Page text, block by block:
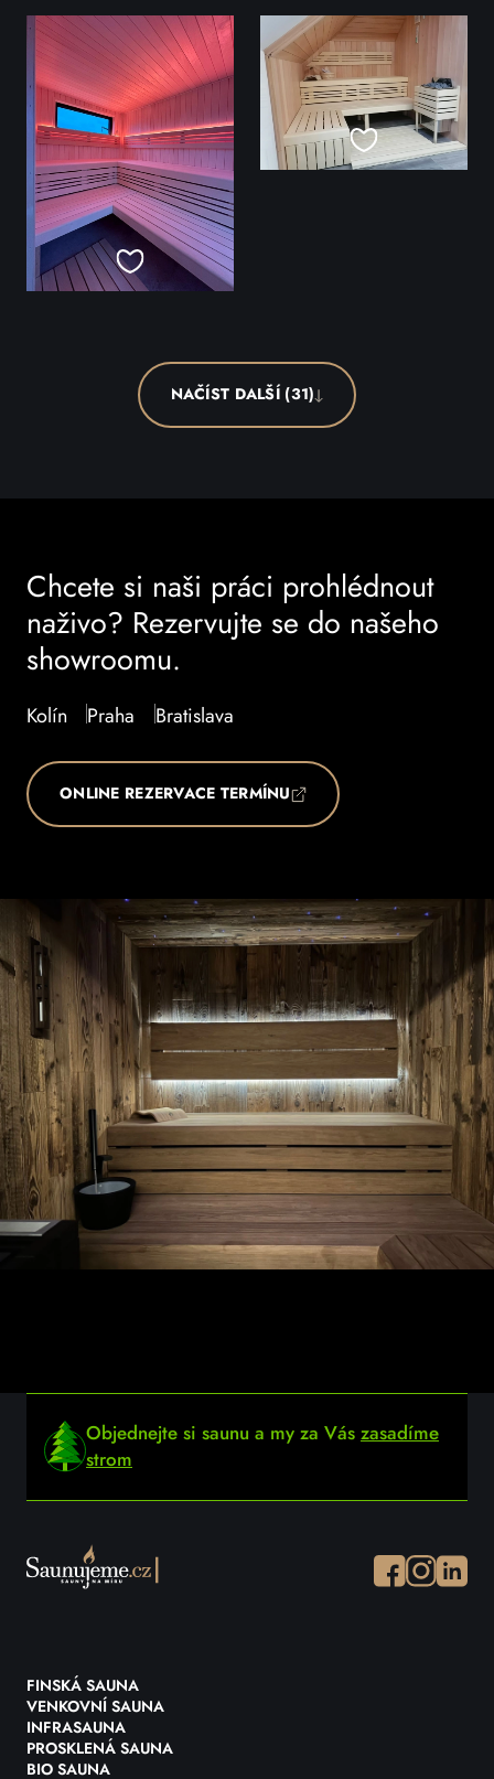
NAČÍST DALŠÍ (31)
Chcete si naši práci prohlédnout
naživo? Rezervujte se do našeho
showroomu.
Kolín Praha Bratislava
ONLINE REZERVACE TERMÍNU
Objednejte si saunu a my za Vás zasadíme
strom
Facebook
Instagram
FINSKÁ SAUNA
VENKOVNÍ SAUNA
INFRASAUNA
PROSKLENÁ SAUNA
BIO SAUNA